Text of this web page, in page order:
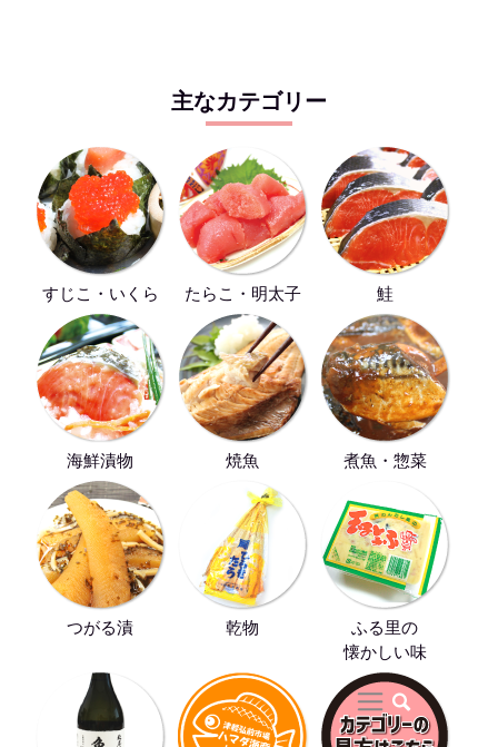
主なカテゴリー
すじこ・いくら たらこ・明太子 鮭
海鮮漬物 焼魚 煮魚・惣菜
つがる漬 乾物
ふる里の
懐かしい味